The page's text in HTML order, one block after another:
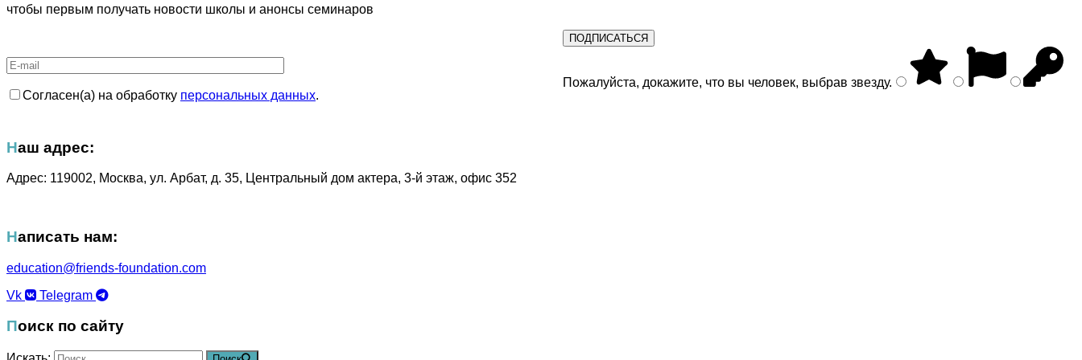
чтобы первым получать новости школы и анонсы семинаров
Cогласен(а) на обработку персональных данных.
Пожалуйста, докажите, что вы человек, выбрав звезду.
Наш адрес:
Адрес: 119002, Москва, ул. Арбат, д. 35, Центральный дом актера, 3-й этаж, офис 352
Написать нам:
education@friends-foundation.com
Vk
Telegram
Поиск по сайту